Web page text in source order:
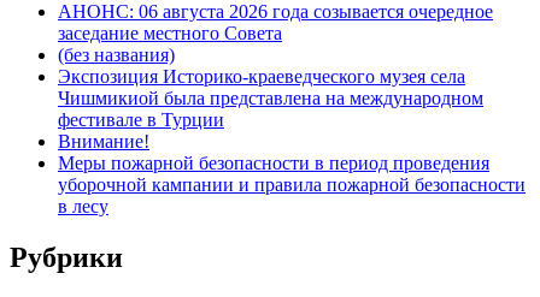
АНОНС: 06 августа 2026 года созывается очередное
заседание местного Совета
(без названия)
Экспозиция Историко-краеведческого музея села
Чишмикиой была представлена на международном
фестивале в Турции
Внимание!
Меры пожарной безопасности в период проведения
уборочной кампании и правила пожарной безопасности
в лесу
Рубрики